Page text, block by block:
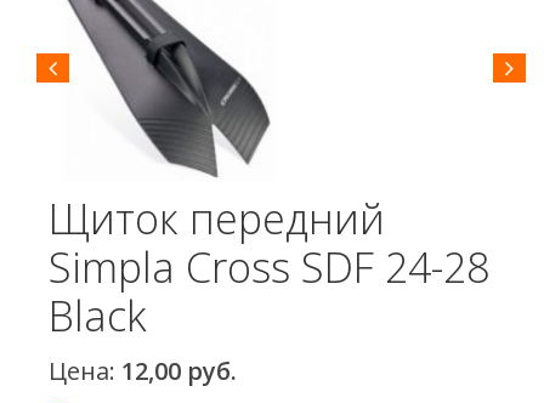
Щиток передний
Simpla Cross SDF 24-28
Black
Цена: 12,00 руб.